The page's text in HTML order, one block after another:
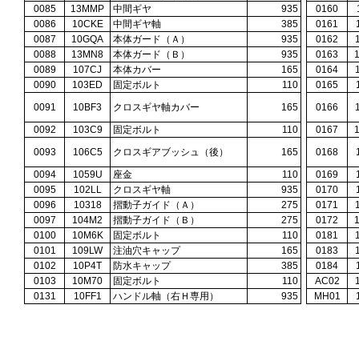
0085
13MMP 中間ギヤ 935 0160
0086
10CKE 中間ギヤ軸 385 0161
0087
10GQA 本体ガード（Ａ） 935 0162
0088
13MN8 本体ガード（Ｂ） 935 0163
0089
107CJ 本体カバー 165 0164
0090
103ED 固定ボルト 110 0165
0091
10BF3 クロスギヤ軸カバー 165 0166
0092
103C9 固定ボルト 110 0167
0093
106C5 クロスギアブッシュ（後） 165 0168
0094
1059U 座金 110 0169
0095
102LL クロスギヤ軸 935 0170
0096
10318 摺動子ガイド（Ａ） 275 0171
0097
104M2 摺動子ガイド（Ｂ） 275 0172
0100
10M6K 固定ボルト 110 0181
0101
109LW 注油穴キャップ 165 0183
0102
10P4T 防水キャップ 385 0184
0103
10M70 固定ボルト 110 AC02
0131
10FF1 ハンドル軸（右Ｈ専用） 935 MH01